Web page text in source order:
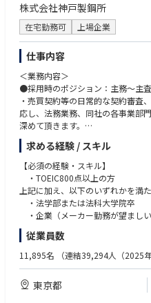
株式会社神戸製鋼所
在宅勤務可 上場企業
仕事内容
＜業務内容＞
●採用時のポジション：主務～主
・売買契約等の日常的な契約審査
応し、法務業務、同社の各事業部
深めて頂きます。
・より複雑な契約、相談対応、会
範囲を広げてもらいます。
・経験・能力を踏まえ、M&A等の
各種紛争解決の支援など、規模の
●採用時のポジション：主幹～参事
・同社の法務業務、各事業部門の
・M&A等のプロジェクト案件への
ど、規模の大きな案件を担当して
ェクトの法務部での遂行責任者を
＜魅力・やりがい＞
求める経験 / スキル
【必須の経験・スキル】
・TOEIC800点以上の方
上記に加え、以下のいずれかを満
・法学部または法科大学院卒
・企業（メーカー勤務が望まし
を有する方
【あると好ましい経験・スキル】
└海外法務業務が一定の割合であ
必要となることと、国際感覚を有
従業員数
11,895名 （連結39,294人（2025
東京都